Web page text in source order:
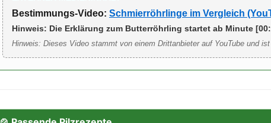
Bestimmungs-Video: Schmierröhrlinge im Vergleich
Hinweis: Die Erklärung zum Butterröhrling startet ab Minute
Hinweis: Dieses Video stammt von einem Drittanbieter auf YouTube und